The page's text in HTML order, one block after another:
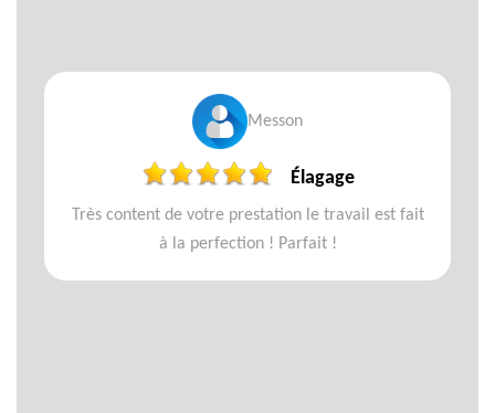
Messon
Élagage
Très content de votre prestation le travail est fait
à la perfection ! Parfait !